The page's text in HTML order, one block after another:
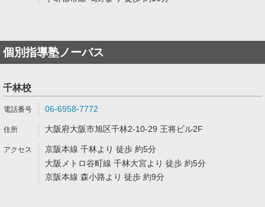
個別指導塾ノーバス
千林校
06-6958-7772
大阪府大阪市旭区千林2-10-29 王将ビル2F
京阪本線 千林より 徒歩 約5分
大阪メトロ谷町線 千林大宮より 徒歩 約5分
京阪本線 森小路より 徒歩 約9分